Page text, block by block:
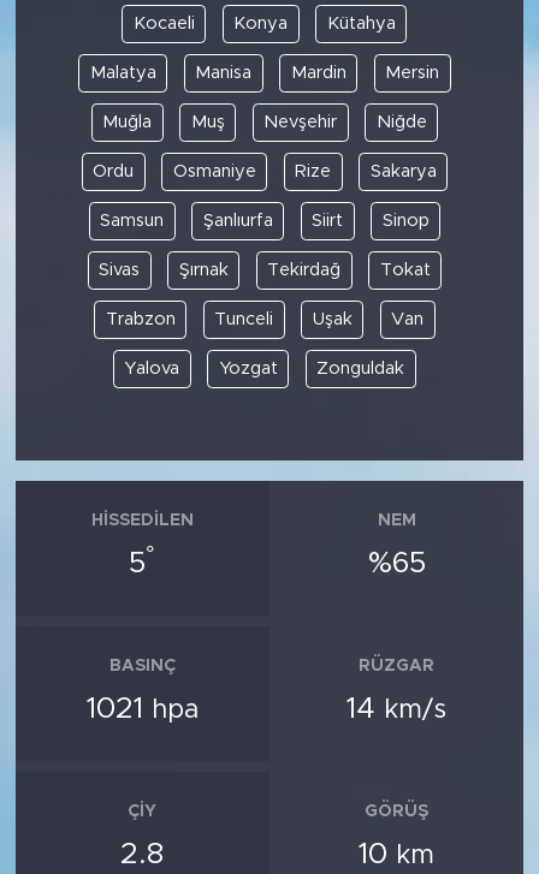
Kocaeli Konya Kütahya
Malatya Manisa Mardin Mersin
Muğla Muş Nevşehir Niğde
Ordu Osmaniye Rize Sakarya
Samsun Şanlıurfa Siirt Sinop
Sivas Şırnak Tekirdağ Tokat
Trabzon Tunceli Uşak Van
Yalova Yozgat Zonguldak
HISSEDILEN
5°
NEM
%65
BASINÇ
1021 hpa
RÜZGAR
14 km/s
ÇIY
2.8
GÖRÜŞ
10 km